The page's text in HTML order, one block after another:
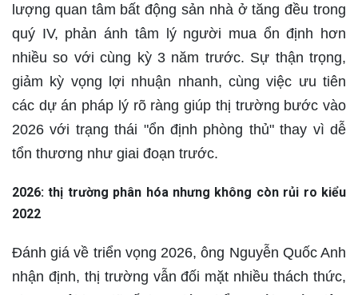
lượng quan tâm bất động sản nhà ở tăng đều trong
quý IV, phản ánh tâm lý người mua ổn định hơn
nhiều so với cùng kỳ 3 năm trước. Sự thận trọng,
giảm kỳ vọng lợi nhuận nhanh, cùng việc ưu tiên
các dự án pháp lý rõ ràng giúp thị trường bước vào
2026 với trạng thái "ổn định phòng thủ" thay vì dễ
tổn thương như giai đoạn trước.
2026: thị trường phân hóa nhưng không còn rủi ro kiểu
2022
Đánh giá về triển vọng 2026, ông Nguyễn Quốc Anh
nhận định, thị trường vẫn đối mặt nhiều thách thức,